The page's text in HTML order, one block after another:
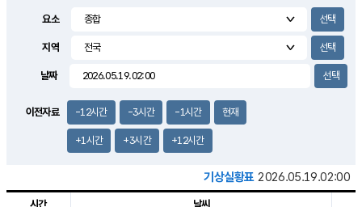
3.0m/s
요소
지역
날짜
이전자료 -12시간 -3시간 -1시간 현재
+1시간 +3시간 +12시간
기상실황표 2026.05.19.02:00
시간 날씨